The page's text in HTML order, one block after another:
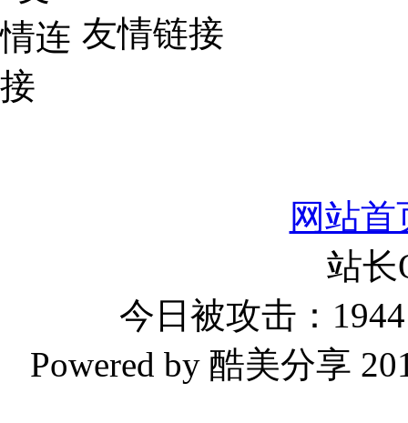
友情链接
网站首
站
今日被攻击：
Powered by 酷美分享